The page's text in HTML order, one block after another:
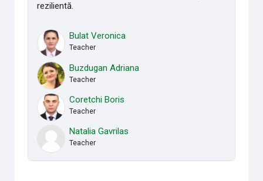
rezilientă.
Bulat Veronica
Teacher
Buzdugan Adriana
Teacher
Coretchi Boris
Teacher
Natalia Gavrilas
Teacher